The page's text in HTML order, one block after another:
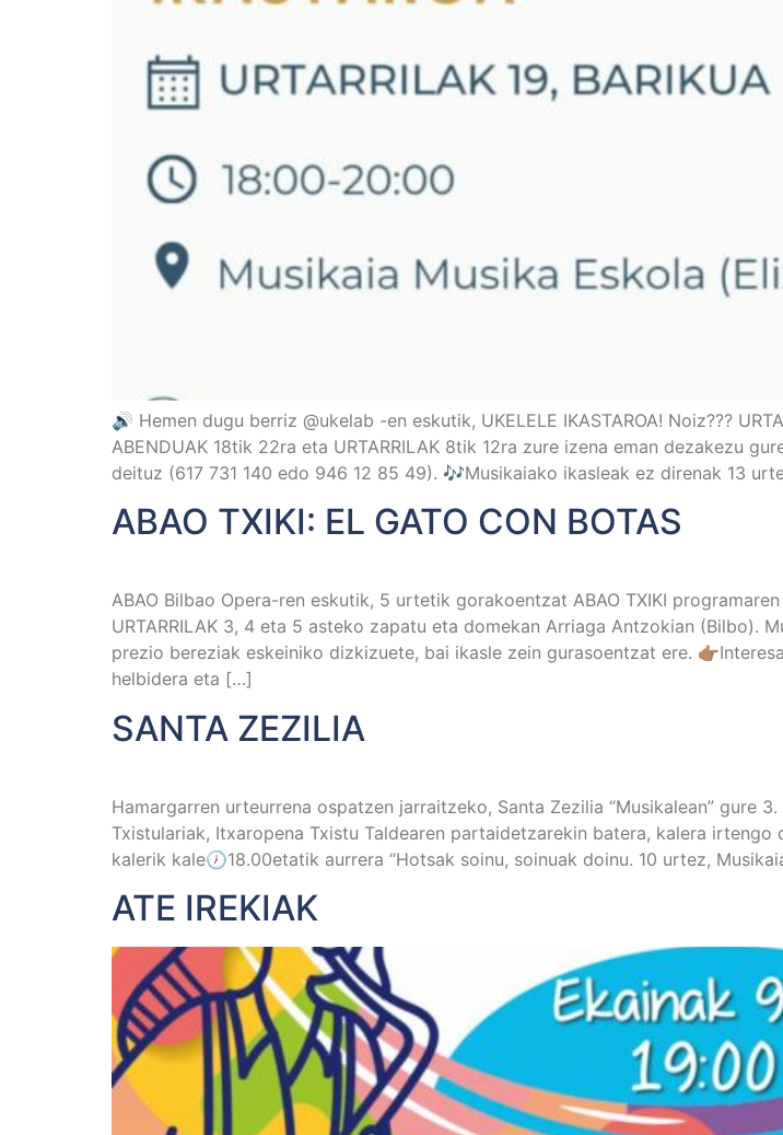
🔊 Hemen dugu berriz @ukelab -en eskutik, UKELELE IKASTAROA! Noiz???
ABENDUAK 18tik 22ra eta URTARRILAK 8tik 12ra zure izena eman dezakezu
deituz (617 731 140 edo 946 12 85 49). 🎶Musikaiako ikasleak ez direnak 13
ABAO TXIKI: EL GATO CON BOTAS
ABAO Bilbao Opera-ren eskutik, 5 urtetik gorakoentzat ABAO TXIKI
URTARRILAK 3, 4 eta 5 asteko zapatu eta domekan Arriaga Antzokian (Bilbo).
prezio bereziak eskeiniko dizkizuete, bai ikasle zein gurasoentzat ere.
helbidera eta […]
SANTA ZEZILIA
Hamargarren urteurrena ospatzen jarraitzeko, Santa Zezilia “Musikalean” gure
Txistulariak, Itxaropena Txistu Taldearen partaidetzarekin batera, kalera
kalerik kale🕖18.00etatik aurrera “Hotsak soinu, soinuak doinu. 10 urtez,
ATE IREKIAK